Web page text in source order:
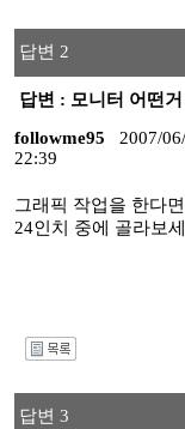
답변 2
답변 : 모니터 어떤
followme95
2007/
22:39
그래픽 작업을 한다
24인치 중에 골라보
답변 3